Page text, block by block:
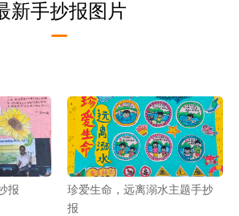
新手抄报图片
报
珍爱生命，远离溺水主题手抄
报